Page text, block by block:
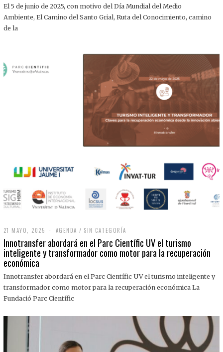
,
0
El 5 de junio de 2025, con motivo del Día Mundial del Medio
Ambiente, El Camino del Santo Grial, Ruta del Conocimiento, camino
de la
21 MAYO, 2025
M
A
Y
,
0
2
AGENDA / SIN CATEGORÍA
Innotransfer abordará en el Parc Científic UV el turismo
inteligente y transformador como motor para la recuperación
económica
Innotransfer abordará en el Parc Científic UV el turismo inteligente y
transformador como motor para la recuperación económica La
Fundació Parc Científic